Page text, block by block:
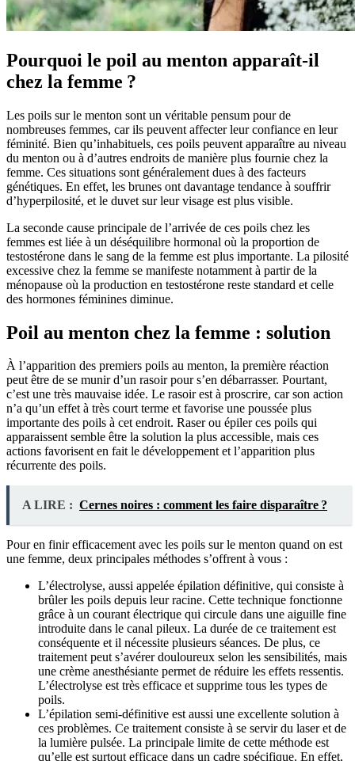
Pourquoi le poil au menton apparaît-il
chez la femme ?
Les poils sur le menton sont un véritable pensum pour de
nombreuses femmes, car ils peuvent affecter leur confiance en leur
féminité. Bien qu’inhabituels, ces poils peuvent apparaître au niveau
du menton ou à d’autres endroits de manière plus fournie chez la
femme. Ces situations sont généralement dues à des facteurs
génétiques. En effet, les brunes ont davantage tendance à souffrir
d’hyperpilosité, et le duvet sur leur visage est plus visible.
La seconde cause principale de l’arrivée de ces poils chez les
femmes est liée à un déséquilibre hormonal où la proportion de
testostérone dans le sang de la femme est plus importante. La pilosité
excessive chez la femme se manifeste notamment à partir de la
ménopause où la production en testostérone reste standard et celle
des hormones féminines diminue.
Poil au menton chez la femme : solution
À l’apparition des premiers poils au menton, la première réaction
peut être de se munir d’un rasoir pour s’en débarrasser. Pourtant,
c’est une très mauvaise idée. Le rasoir est à proscrire, car son action
n’a qu’un effet à très court terme et favorise une poussée plus
importante des poils à cet endroit. Raser ou épiler ces poils qui
apparaissent semble être la solution la plus accessible, mais ces
actions favorisent en fait le développement et l’apparition plus
récurrente des poils.
A LIRE : Cernes noires : comment les faire disparaître ?
Pour en finir efficacement avec les poils sur le menton quand on est
une femme, deux principales méthodes s’offrent à vous :
L’électrolyse, aussi appelée épilation définitive, qui consiste à
brûler les poils depuis leur racine. Cette technique fonctionne
grâce à un courant électrique qui circule dans une aiguille fine
introduite dans le canal pileux. La durée de ce traitement est
conséquente et il nécessite plusieurs séances. De plus, ce
traitement peut s’avérer douloureux selon les sensibilités, mais
une crème anesthésiante permet de réduire les effets ressentis.
L’électrolyse est très efficace et supprime tous les types de
poils.
L’épilation semi-définitive est aussi une excellente solution à
ces problèmes. Ce traitement consiste à se servir du laser et de
la lumière pulsée. La principale limite de cette méthode est
qu’elle est surtout efficace dans un cadre spécifique. En effet,